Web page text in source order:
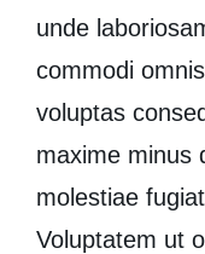
unde
commodi
voluptas
maxime minus
molestiae
Voluptatem ut